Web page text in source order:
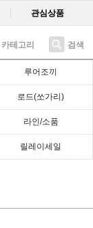
관심상품
카테고리 검색
루어조끼
로드(쏘가리)
라인/소품
릴레이세일
Recent